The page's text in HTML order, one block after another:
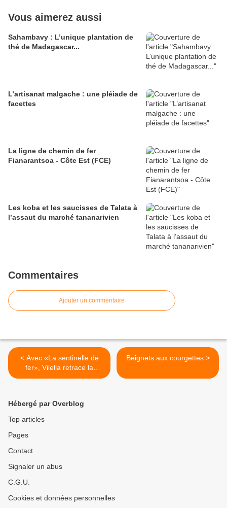
Vous aimerez aussi
Sahambavy : L’unique plantation de
thé de Madagascar...
L’artisanat malgache : une pléiade de
facettes
La ligne de chemin de fer
Fianarantsoa - Côte Est (FCE)
Les koba et les saucisses de Talata à
l’assaut du marché tananarivien
Commentaires
Ajouter un commentaire
< Avec «La sentinelle de
fer», Vilella retrace la
mémoire du bagne de Nosy
Beignets aux courgettes >
Hébergé par Overblog
Top articles
Pages
Contact
Signaler un abus
C.G.U.
Cookies et données personnelles